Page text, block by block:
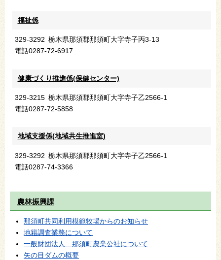
福祉係
329-3292 栃木県那須郡那須町大字寺子丙3-13
電話0287-72-6917
健康づくり推進係(保健センター)
329-3215 栃木県那須郡那須町大字寺子乙2566-1
電話0287-72-5858
地域支援係(地域共生推進室)
329-3292 栃木県那須郡那須町大字寺子乙2566-1
電話0287-74-3366
農林振興課
那須町共同利用模範牧場からのお知らせ
地籍調査業務について
一般財団法人 那須町農業公社について
矢の目ダムの概要